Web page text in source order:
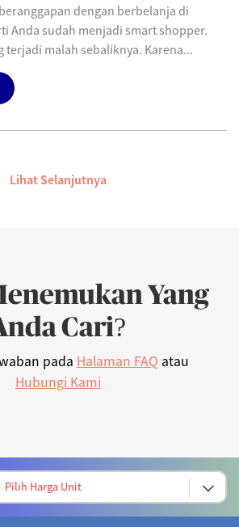
dengan berbelanja di
Anda sudah menjadi smart shopper.
terjadi malah sebaliknya. Karena...
Lihat Selanjutnya
Yang
Cari?
pada Halaman FAQ atau
Hubungi Kami